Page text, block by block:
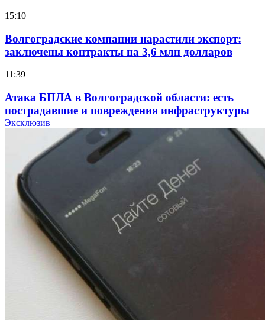
15:10
Волгоградские компании нарастили экспорт:
заключены контракты на 3,6 млн долларов
11:39
Атака БПЛА в Волгоградской области: есть
пострадавшие и повреждения инфраструктуры
Волгоградские вузы в топе зарплатного
рейтинга: ВолгГТУ и ВолгГМУ вошли в топ‑15
для химической отрасли и фармацевтики
18:39
В Красноармейском районе Волгограда стартует
конкурс на ремонт моста через Волго‑Донской
судоходный канал
Фестиваль #ТриЧетыре в Волгограде пройдёт
11–13 сентября в рамках Года единства народов
Эксклюзив